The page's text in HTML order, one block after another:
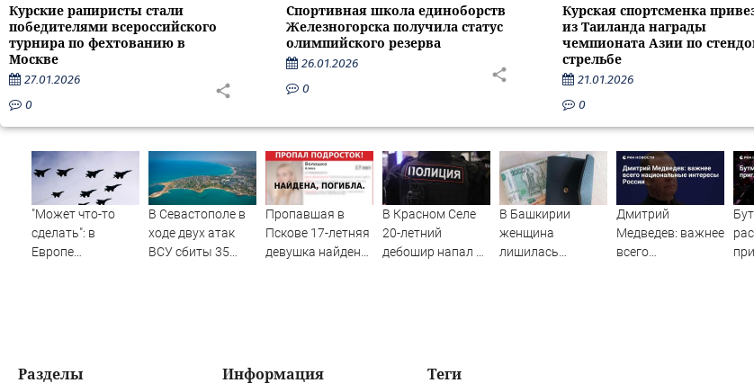
Курские рапиристы стали
победителями всероссийского
турнира по фехтованию в
Москве
27.01.2026
0
Спортивная школа единоборств
Железногорска получила статус
олимпийского резерва
26.01.2026
0
Курская спортсменка
из Таиланда награды
чемпионата Азии по
стрельбе
21.01.2026
0
"Может что-то
сделать": в
Европе
В Севастополе в
ходе двух атак
ВСУ сбиты 35
Пропавшая в
Пскове 17-летняя
девушка найдена
В Красном Селе
20-летний
дебошир напал на
В Башкирии
женщина
лишилась
Дмитрий
Медведев: важнее
всего
Теги
Разделы Информация